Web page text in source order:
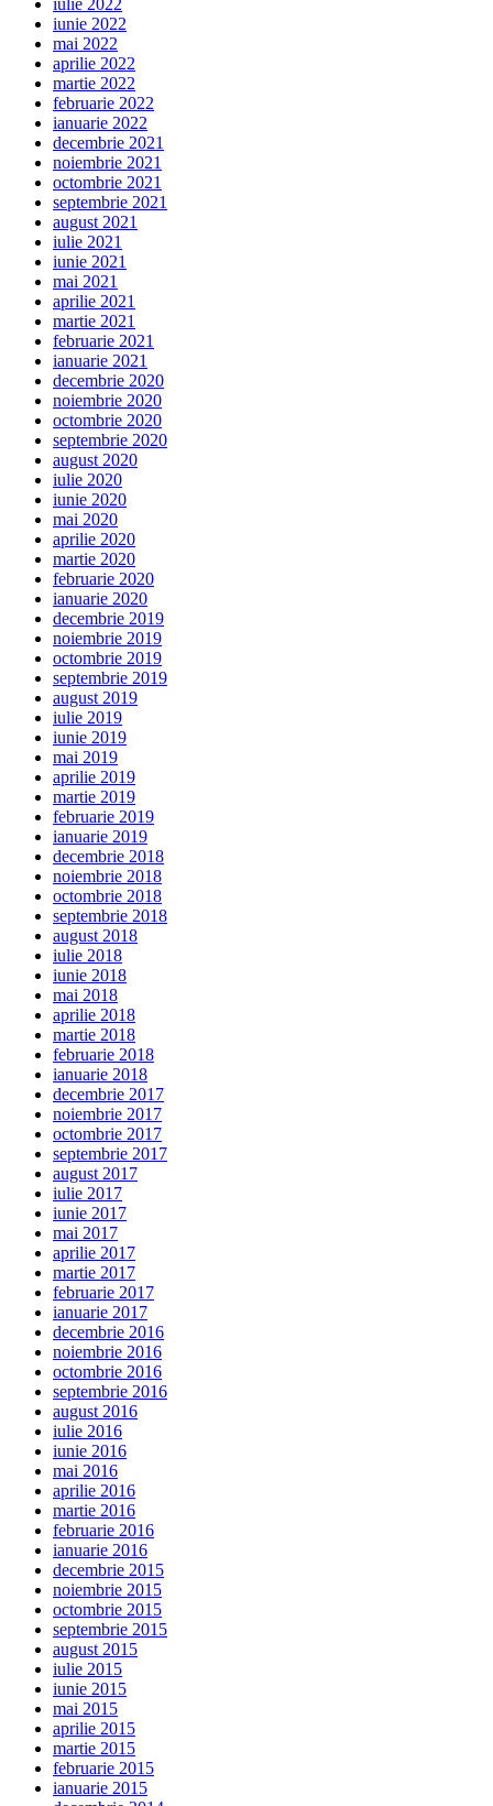
iulie 2022
iunie 2022
mai 2022
aprilie 2022
martie 2022
februarie 2022
ianuarie 2022
decembrie 2021
noiembrie 2021
octombrie 2021
septembrie 2021
august 2021
iulie 2021
iunie 2021
mai 2021
aprilie 2021
martie 2021
februarie 2021
ianuarie 2021
decembrie 2020
noiembrie 2020
octombrie 2020
septembrie 2020
august 2020
iulie 2020
iunie 2020
mai 2020
aprilie 2020
martie 2020
februarie 2020
ianuarie 2020
decembrie 2019
noiembrie 2019
octombrie 2019
septembrie 2019
august 2019
iulie 2019
iunie 2019
mai 2019
aprilie 2019
martie 2019
februarie 2019
ianuarie 2019
decembrie 2018
noiembrie 2018
octombrie 2018
septembrie 2018
august 2018
iulie 2018
iunie 2018
mai 2018
aprilie 2018
martie 2018
februarie 2018
ianuarie 2018
decembrie 2017
noiembrie 2017
octombrie 2017
septembrie 2017
august 2017
iulie 2017
iunie 2017
mai 2017
aprilie 2017
martie 2017
februarie 2017
ianuarie 2017
decembrie 2016
noiembrie 2016
octombrie 2016
septembrie 2016
august 2016
iulie 2016
iunie 2016
mai 2016
aprilie 2016
martie 2016
februarie 2016
ianuarie 2016
decembrie 2015
noiembrie 2015
octombrie 2015
septembrie 2015
august 2015
iulie 2015
iunie 2015
mai 2015
aprilie 2015
martie 2015
februarie 2015
ianuarie 2015